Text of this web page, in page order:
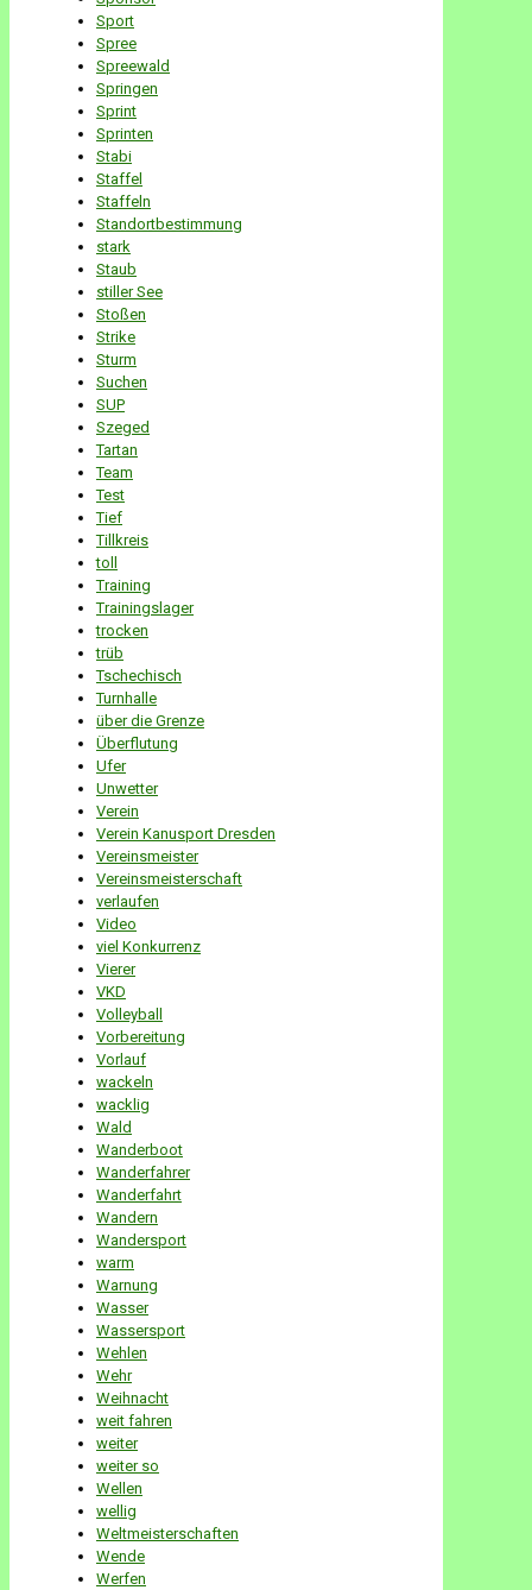
Sport
Spree
Spreewald
Springen
Sprint
Sprinten
Stabi
Staffel
Staffeln
Standortbestimmung
stark
Staub
stiller See
Stoßen
Strike
Sturm
Suchen
SUP
Szeged
Tartan
Team
Test
Tief
Tillkreis
toll
Training
Trainingslager
trocken
trüb
Tschechisch
Turnhalle
über die Grenze
Überflutung
Ufer
Unwetter
Verein
Verein Kanusport Dresden
Vereinsmeister
Vereinsmeisterschaft
verlaufen
Video
viel Konkurrenz
Vierer
VKD
Volleyball
Vorbereitung
Vorlauf
wackeln
wacklig
Wald
Wanderboot
Wanderfahrer
Wanderfahrt
Wandern
Wandersport
warm
Warnung
Wasser
Wassersport
Wehlen
Wehr
Weihnacht
weit fahren
weiter
weiter so
Wellen
wellig
Weltmeisterschaften
Wende
Werfen